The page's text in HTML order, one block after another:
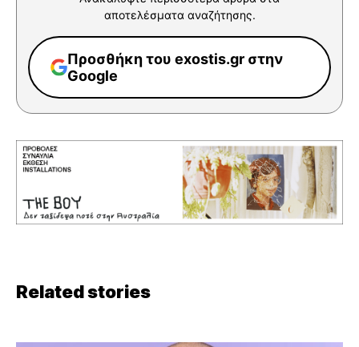
αποτελέσματα αναζήτησης.
Προσθήκη του exostis.gr στην
Google
Related stories